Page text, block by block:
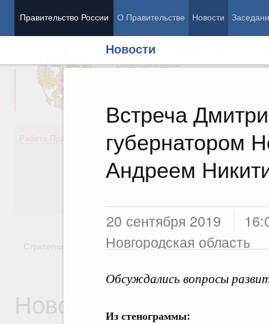
Правительство России О Правительстве Новости
Новости
Встреча
губернатором
Андреем
20 сентября 2019
Новгородская область
Обсуждались вопросы
Из стенограммы:
Председатель Правительства
Вице-премьеры
Работа Правительства
Демография
Здоровье
Образование
Культура
Стратегии Государственные программы
Новости